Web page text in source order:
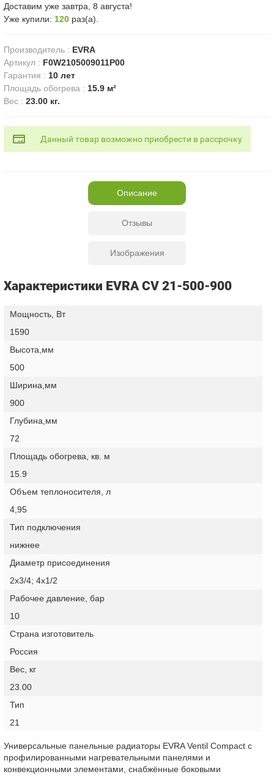
Доставимуже завтра, 8 августа!
Уже купили: 120 раз(a).
Производитель : EVRA
Артикул : F0W2105009011P00
Гарантия : 10 лет
Площадь обогрева : 15.9 м²
Вес :23.00 кг.
Данный товар возможно приобрести в рассрочку
Описание
Отзывы
Изображения
Характеристики EVRA CV 21-500-900
Мощность, Вт
1590
Высота,мм
500
Ширина,мм
900
Глубина,мм
72
Площадь обогрева, кв. м
15.9
Объем теплоносителя, л
4,95
Тип подключения
нижнее
Диаметр присоединения
2х3/4; 4х1/2
Рабочее давление, бар
10
Страна изготовитель
Россия
Вес, кг
23.00
Тип
21
Универсальные панельные радиаторы EVRA Ventil Compact с
профилированными нагревательными панелями и
конвекционными элементами, снабжённые боковыми